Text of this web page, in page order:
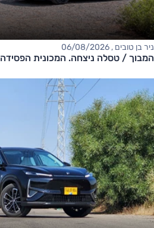
ניר בן טובים , 06/08/2026
המבוך / טסלה ניצחה. המכונית הפסידה